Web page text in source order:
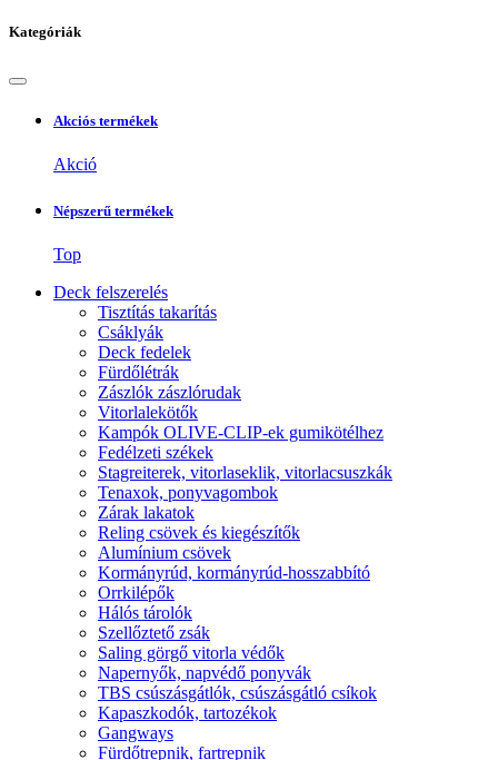
Kategóriák
Akciós termékek
Akció
Népszerű termékek
Top
Deck felszerelés
Tisztítás takarítás
Csáklyák
Deck fedelek
Fürdőlétrák
Zászlók zászlórudak
Vitorlalekötők
Kampók OLIVE-CLIP-ek gumikötélhez
Fedélzeti székek
Stagreiterek, vitorlaseklik, vitorlacsuszkák
Tenaxok, ponyvagombok
Zárak lakatok
Reling csövek és kiegészítők
Alumínium csövek
Kormányrúd, kormányrúd-hosszabbító
Orrkilépők
Hálós tárolók
Szellőztető zsák
Saling görgő vitorla védők
Napernyők, napvédő ponyvák
TBS csúszásgátlók, csúszásgátló csíkok
Kapaszkodók, tartozékok
Gangways
Fürdőtrepnik, fartrepnik